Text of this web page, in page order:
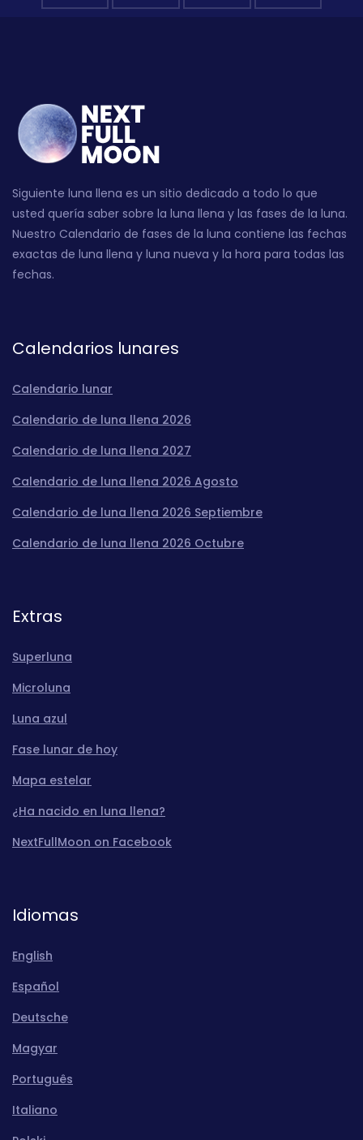
Siguiente luna llena es un sitio dedicado a todo lo que
usted quería saber sobre la luna llena y las fases de la luna.
Nuestro Calendario de fases de la luna contiene las fechas
exactas de luna llena y luna nueva y la hora para todas las
fechas.
Calendarios lunares
Calendario lunar
Calendario de luna llena 2026
Calendario de luna llena 2027
Calendario de luna llena 2026 Agosto
Calendario de luna llena 2026 Septiembre
Calendario de luna llena 2026 Octubre
Extras
Superluna
Microluna
Luna azul
Fase lunar de hoy
Mapa estelar
¿Ha nacido en luna llena?
NextFullMoon on Facebook
Idiomas
English
Español
Deutsche
Magyar
Português
Italiano